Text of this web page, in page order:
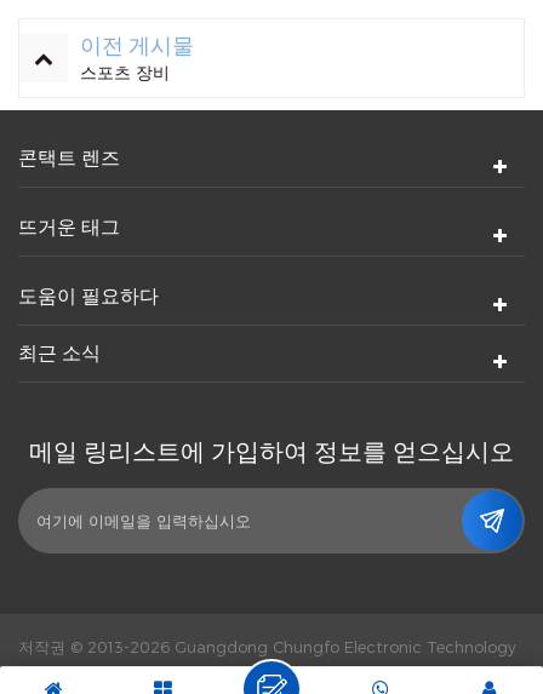
이전 게시물
스포츠 장비
콘택트 렌즈
뜨거운 태그
도움이 필요하다
최근 소식
메일 링리스트에 가입하여 정보를 얻으십시오
저작권 © 2013-2026 Guangdong Chungfo Electronic Technology
dyyseo.com